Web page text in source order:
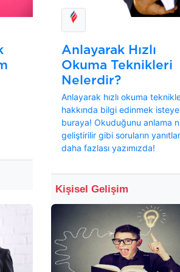
Anlayarak Hızlı
Okuma Teknikleri
Nelerdir?
Anlayarak hızlı okuma
hakkında bilgi edinmek
buraya! Okuduğunu anlama
geliştirilir gibi soruların
daha fazlası yazımızda!
Kişisel Gelişim